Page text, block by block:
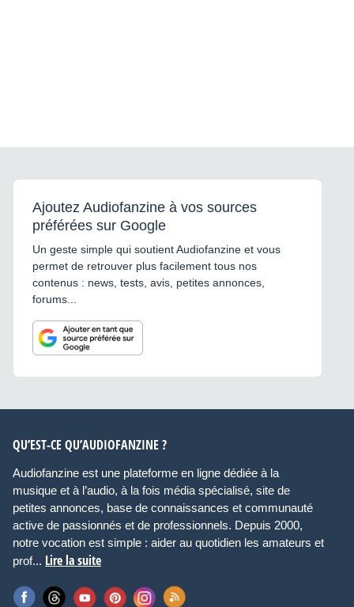
Ajoutez Audiofanzine à vos sources
préférées sur Google
Un geste simple qui soutient Audiofanzine et vous
permet de retrouver plus facilement tous nos
contenus : news, tests, avis, petites annonces,
forums...
QU’EST-CE QU’AUDIOFANZINE ?
Audiofanzine est une plateforme en ligne dédiée à la
musique et à l’audio, à la fois média spécialisé, site de
petites annonces, base de connaissances et communauté
active de passionnés et de professionnels. Depuis 2000,
notre vocation est simple : aider au quotidien les amateurs et
prof... Lire la suite